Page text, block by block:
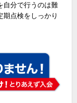
自分で行うのは難
期点検をしっかり